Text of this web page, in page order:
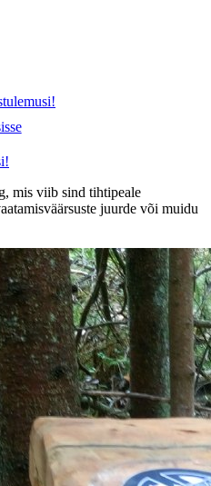
mis viib sind tihtipeale
juurde või muidu